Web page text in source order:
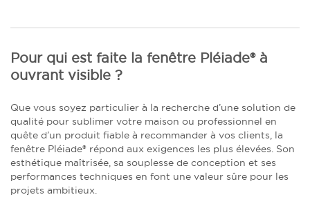
Pour qui est faite la fenêtre Pléiade® à
ouvrant visible ?
Que vous soyez particulier à la recherche d’une solution de
qualité pour sublimer votre maison ou professionnel en
quête d’un produit fiable à recommander à vos clients, la
fenêtre Pléiade® répond aux exigences les plus élevées. Son
esthétique maîtrisée, sa souplesse de conception et ses
performances techniques en font une valeur sûre pour les
projets ambitieux.